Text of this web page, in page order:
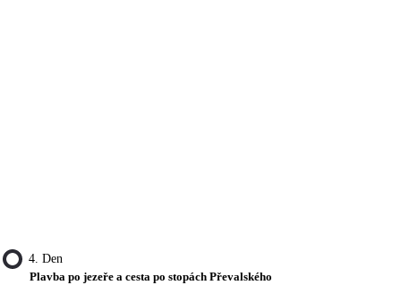
4. Den
Plavba po jezeře a cesta po stopách Převalského